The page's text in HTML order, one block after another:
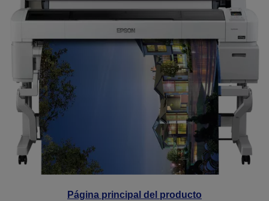
Página principal del producto